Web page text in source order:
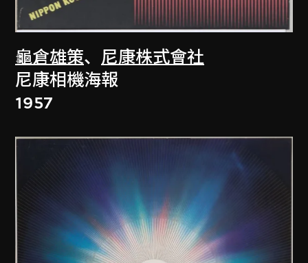
龜倉雄策、 尼康株式會社
尼康相機海報
1957